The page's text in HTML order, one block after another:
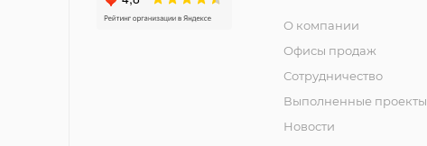
О компании
Офисы продаж
Сотрудничество
Выполненные проекты
Новости